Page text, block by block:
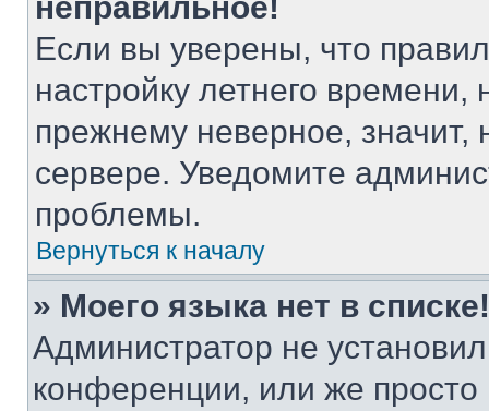
Если вы уверены, что
настройку летнего
прежнему неверное, значит,
сервере. Уведомите
проблемы.
Вернуться к началу
» Моего языка нет в списке!
Администратор не
конференции, или же